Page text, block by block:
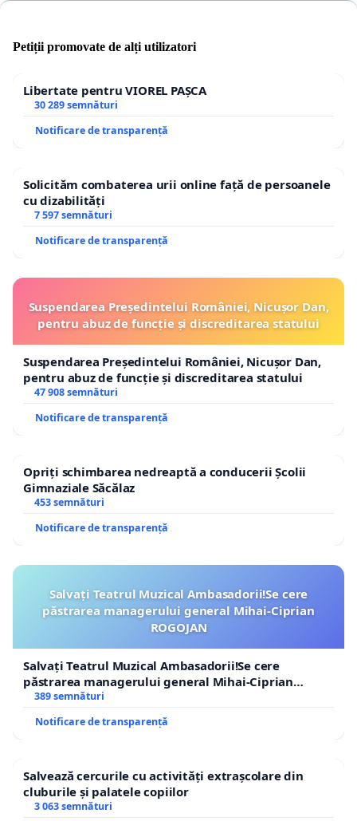
Petiții promovate de alți utilizatori
Libertate pentru VIOREL PAȘCA
30 289 semnături
Notificare de transparență
Solicităm combaterea urii online față de persoanele
cu dizabilități
7 597 semnături
Notificare de transparență
Suspendarea Președintelui României, Nicușor Dan,
pentru abuz de funcție și discreditarea statului
Suspendarea Președintelui României, Nicușor Dan,
pentru abuz de funcție și discreditarea statului
47 908 semnături
Notificare de transparență
Opriți schimbarea nedreaptă a conducerii Școlii
Gimnaziale Săcălaz
453 semnături
Notificare de transparență
Salvați Teatrul Muzical Ambasadorii!Se cere
păstrarea managerului general Mihai-Ciprian
ROGOJAN
Salvați Teatrul Muzical Ambasadorii!Se cere
păstrarea managerului general Mihai-Ciprian
ROGOJAN
389 semnături
Notificare de transparență
Salvează cercurile cu activități extrașcolare din
cluburile și palatele copiilor
3 063 semnături